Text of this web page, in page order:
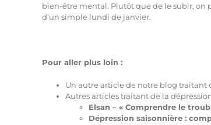
bien-être mental. Plutôt que de le subir, on
d’un simple lundi de janvier.
Pour aller plus loin :
Un autre article de notre blog traitant
Autres articles traitant de la
Elsan – « Comprendre le
Dépression saisonnière :